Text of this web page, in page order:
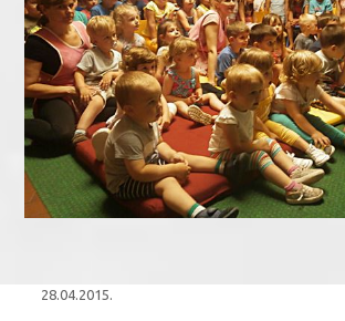
28.04.2015.